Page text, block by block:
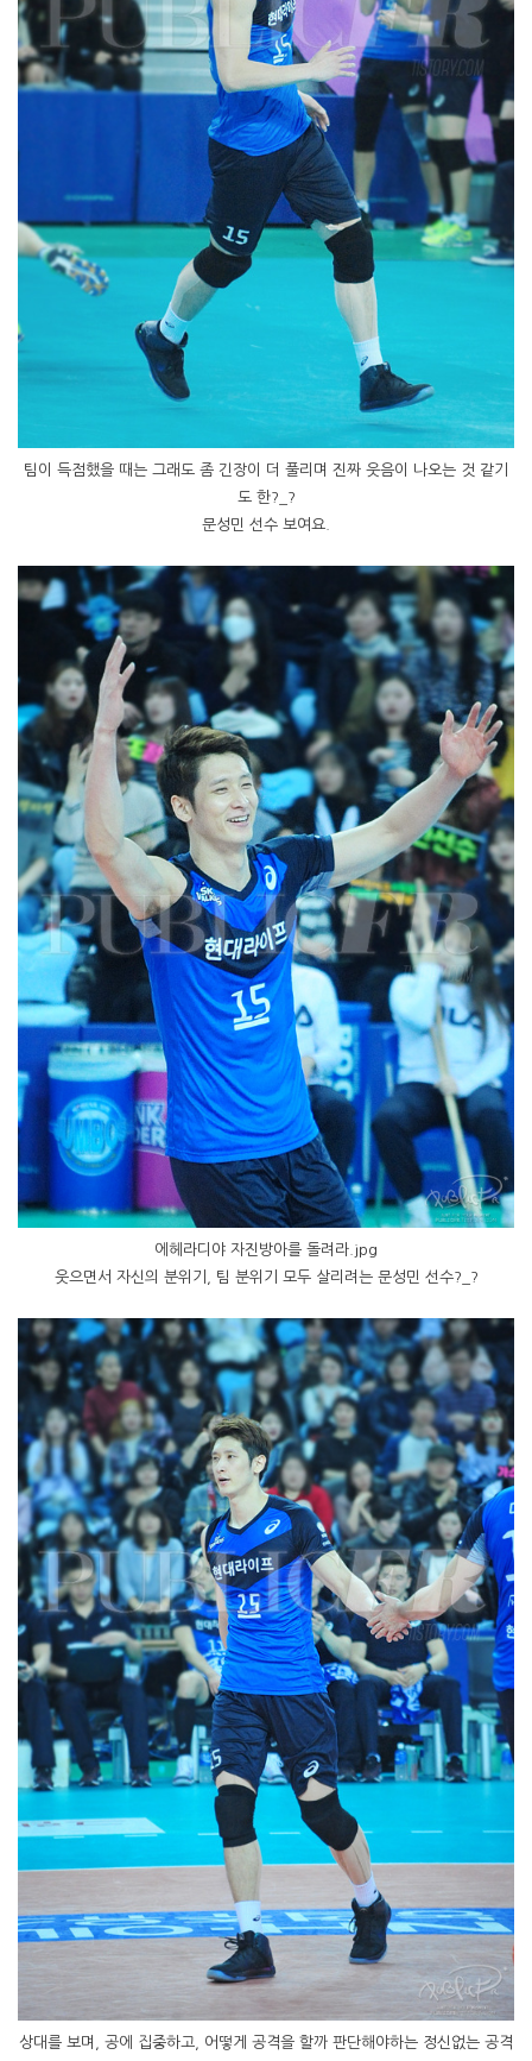
팀이 득점했을 때는 그래도 좀 긴장이 더 풀리며 진짜 웃음이 나오는 것 같기
도 한?_?
문성민 선수 보여요.
에헤라디야 자진방아를 돌려라.jpg
웃으면서 자신의 분위기, 팀 분위기 모두 살리려는 문성민 선수?_?
상대를 보며, 공에 집중하고, 어떻게 공격을 할까 판단해야하는 정신없는 공격